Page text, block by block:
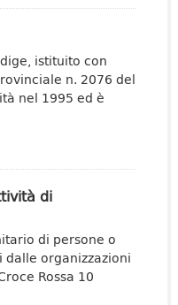
istituito con
n. 2076 del
nel 1995 ed è
di
di persone o
organizzazioni
Rossa 10